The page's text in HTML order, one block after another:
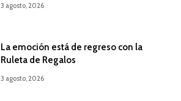
3 agosto, 2026
La emoción está de regreso con la
Ruleta de Regalos
3 agosto, 2026